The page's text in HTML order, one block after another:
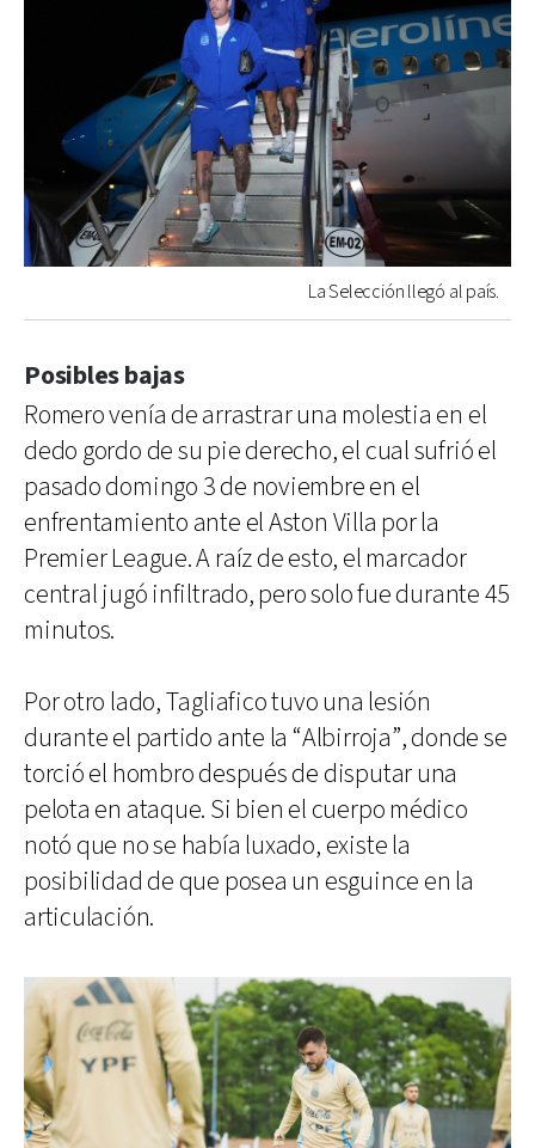
La Selección llegó al país.
Posibles bajas
Romero venía de arrastrar una molestia en el
dedo gordo de su pie derecho, el cual sufrió el
pasado domingo 3 de noviembre en el
enfrentamiento ante el Aston Villa por la
Premier League. A raíz de esto, el marcador
central jugó infiltrado, pero solo fue durante 45
minutos.
Por otro lado, Tagliafico tuvo una lesión
durante el partido ante la “Albirroja”, donde se
torció el hombro después de disputar una
pelota en ataque. Si bien el cuerpo médico
notó que no se había luxado, existe la
posibilidad de que posea un esguince en la
articulación.